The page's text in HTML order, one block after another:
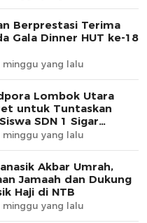
Berprestasi Terima
Gala Dinner HUT ke-18
minggu yang lalu
Lombok Utara
untuk Tuntaskan
SDN 1 Sigar
minggu yang lalu
Akbar Umrah,
Jamaah dan Dukung
Haji di NTB
minggu yang lalu